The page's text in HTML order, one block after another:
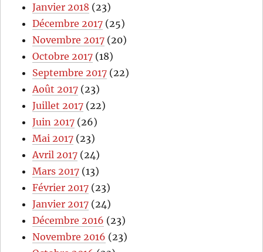
Janvier 2018 (23)
Décembre 2017 (25)
Novembre 2017 (20)
Octobre 2017 (18)
Septembre 2017 (22)
Août 2017 (23)
Juillet 2017 (22)
Juin 2017 (26)
Mai 2017 (23)
Avril 2017 (24)
Mars 2017 (13)
Février 2017 (23)
Janvier 2017 (24)
Décembre 2016 (23)
Novembre 2016 (23)